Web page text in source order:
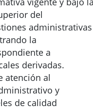
del
administrativas
la
a
derivadas.
atención al
y
de calidad